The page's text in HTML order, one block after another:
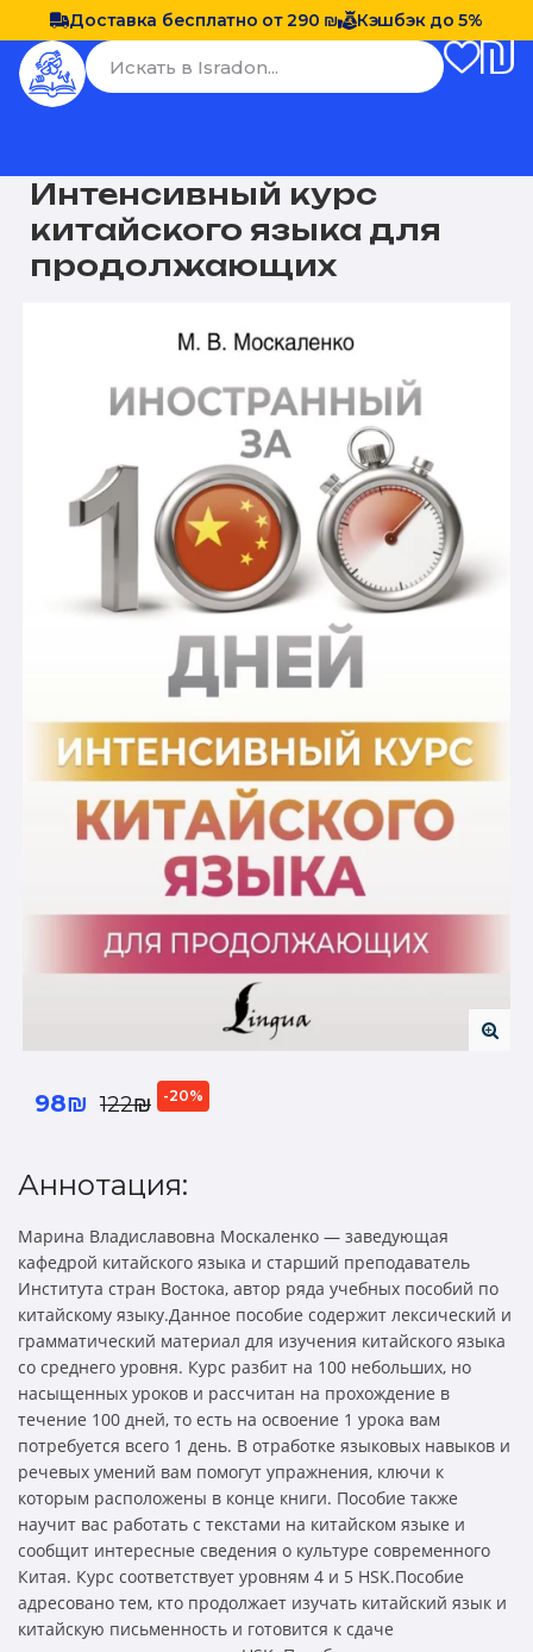
Доставка бесплатно от 290 ₪ Кэшбэк до 5%
Интенсивный курс
китайского языка для
продолжающих
98₪ 122₪ -20%
Аннотация:
Марина Владиславовна Москаленко — заведующая
кафедрой китайского языка и старший преподаватель
Института стран Востока, автор ряда учебных пособий по
китайскому языку.Данное пособие содержит лексический и
грамматический материал для изучения китайского языка
со среднего уровня. Курс разбит на 100 небольших, но
насыщенных уроков и рассчитан на прохождение в
течение 100 дней, то есть на освоение 1 урока вам
потребуется всего 1 день. В отработке языковых навыков и
речевых умений вам помогут упражнения, ключи к
которым расположены в конце книги. Пособие также
научит вас работать с текстами на китайском языке и
сообщит интересные сведения о культуре современного
Китая. Курс соответствует уровням 4 и 5 HSK.Пособие
адресовано тем, кто продолжает изучать китайский язык и
китайскую письменность и готовится к сдаче